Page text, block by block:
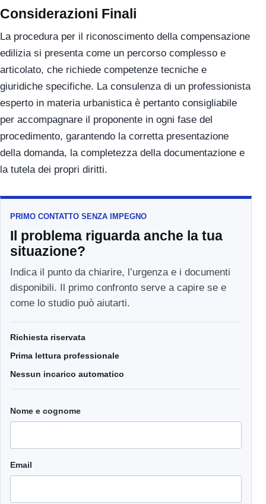
Considerazioni Finali
La procedura per il riconoscimento della compensazione
edilizia si presenta come un percorso complesso e
articolato, che richiede competenze tecniche e
giuridiche specifiche. La consulenza di un professionista
esperto in materia urbanistica è pertanto consigliabile
per accompagnare il proponente in ogni fase del
procedimento, garantendo la corretta presentazione
della domanda, la completezza della documentazione e
la tutela dei propri diritti.
PRIMO CONTATTO SENZA IMPEGNO
Il problema riguarda anche la tua
situazione?
Indica il punto da chiarire, l’urgenza e i documenti
disponibili. Il primo confronto serve a capire se e
come lo studio può aiutarti.
Richiesta riservata
Prima lettura professionale
Nessun incarico automatico
Nome e cognome
Email